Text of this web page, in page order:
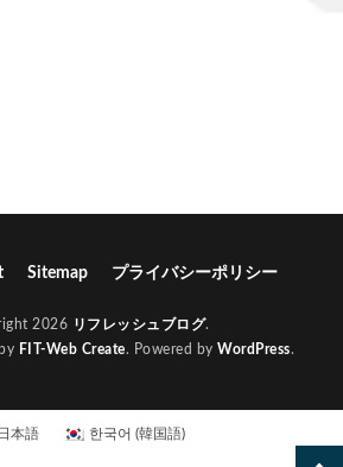
Sitemap プライバシーポリシー
2026 リフレッシュブログ.
FIT-Web Create. Powered by WordPress.
日本語 한국어 (韓国語)